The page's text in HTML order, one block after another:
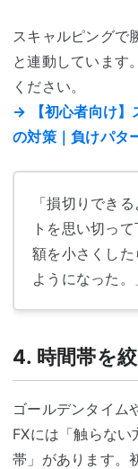
スキャルピングで
と連動しています
ください。
→ 【初心者向け】
の対策｜負けパタ
「損切りでき
トを思い切っ
額を小さくし
ようになった。
4. 時間帯を
ゴールデンタイム
FXには「触らな
帯」があります。